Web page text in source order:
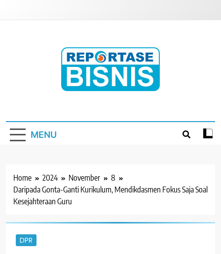
MENU
Home 2024 November
8
Daripada Gonta-Ganti Kurikulum, Mendikdasmen Fokus Saja Soal
Kesejahteraan Guru
DPR